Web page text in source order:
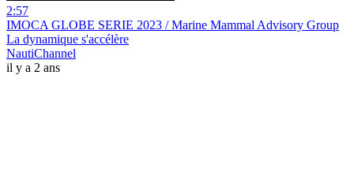
2:57
IMOCA GLOBE SERIE 2023 / Marine Mammal Advisory Group
La dynamique s'accélère
NautiChannel
il y a 2 ans